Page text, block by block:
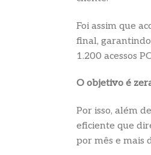
Foi assim que
final,
1.200 acessos
O objetivo é
Por isso, além
eficiente que
por mês e mais